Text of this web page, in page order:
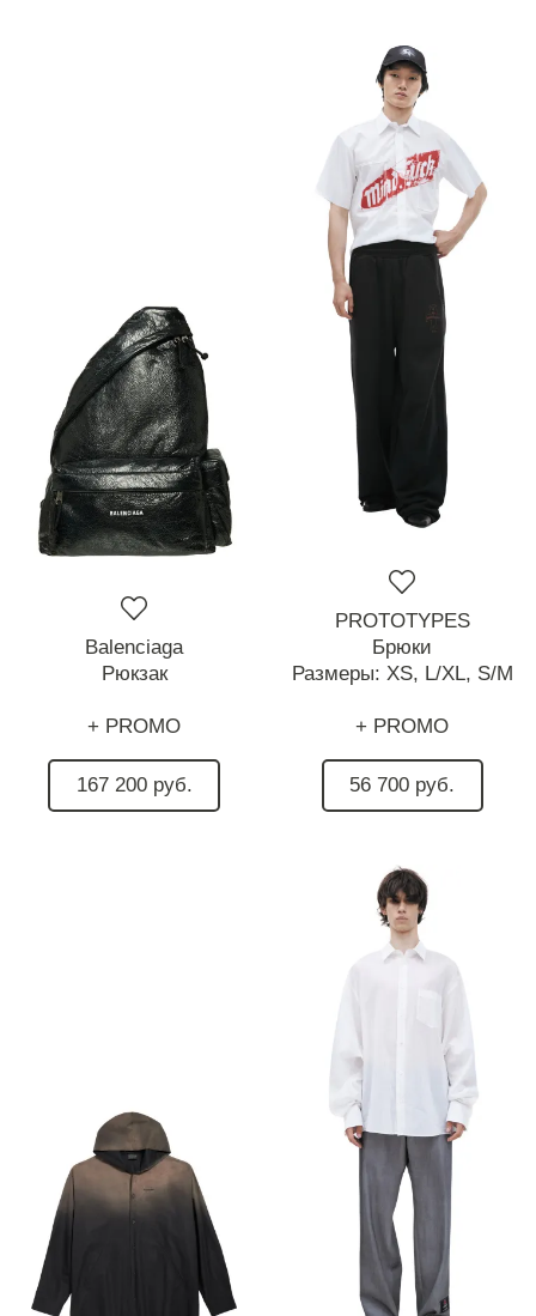
Balenciaga
Рюкзак
+ PROMO
167 200 руб.
PROTOTYPES
Брюки
Размеры: XS, L/XL, S/M
+ PROMO
56 700 руб.